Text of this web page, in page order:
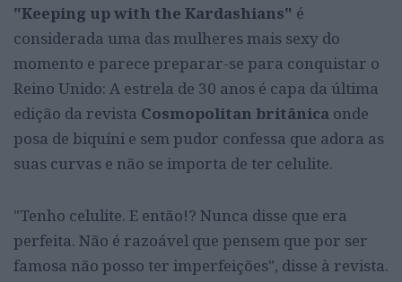
"Keeping up with the Kardashians" é
considerada uma das mulheres mais sexy do
momento e parece preparar-se para conquistar o
Reino Unido: A estrela de 30 anos é capa da última
edição da revista Cosmopolitan britânica onde
posa de biquíni e sem pudor confessa que adora as
suas curvas e não se importa de ter celulite.
"Tenho celulite. E então!? Nunca disse que era
perfeita. Não é razoável que pensem que por ser
famosa não posso ter imperfeições", disse à revista.